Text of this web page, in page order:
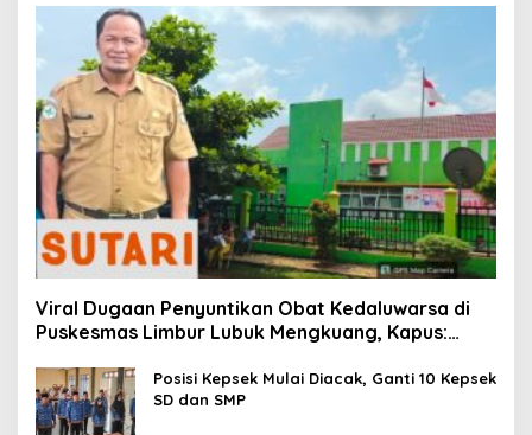
Viral Dugaan Penyuntikan Obat Kedaluwarsa di
Puskesmas Limbur Lubuk Mengkuang, Kapus:
Posisi Kepsek Mulai Diacak, Ganti 10 Kepsek
SD dan SMP